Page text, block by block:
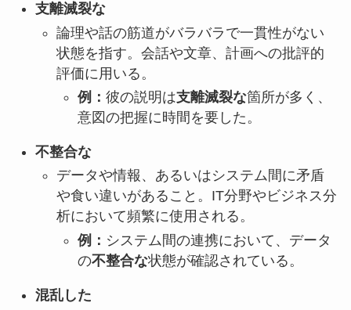
支離滅裂な
論理や話の筋道がバラバラで一貫性がない
状態を指す。会話や文章、計画への批評的
評価に用いる。
例： 彼の説明は支離滅裂な箇所が多く、
意図の把握に時間を要した。
不整合な
データや情報、あるいはシステム間に矛盾
や食い違いがあること。IT分野やビジネス分
析において頻繁に使用される。
例： システム間の連携において、データ
の不整合な状態が確認されている。
混乱した